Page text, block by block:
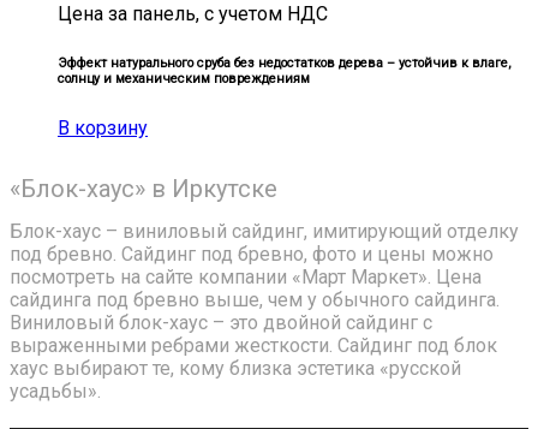
Цена за панель, с учетом НДС
Эффект натурального сруба без недостатков дерева – устойчив к влаге,
солнцу и механическим повреждениям
В корзину
«Блок-хаус» в Иркутске
Блок-хаус – виниловый сайдинг, имитирующий отделку
под бревно. Сайдинг под бревно, фото и цены можно
посмотреть на сайте компании «Март Маркет». Цена
сайдинга под бревно выше, чем у обычного сайдинга.
Виниловый блок-хаус – это двойной сайдинг с
выраженными ребрами жесткости. Сайдинг под блок
хаус выбирают те, кому близка эстетика «русской
усадьбы».